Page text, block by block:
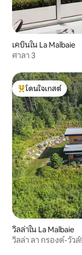
เคบินใน La Malbaie
ศาลา 3
โดนใจเกสต์ที่สุด
โดนใจเกสต์
วิลล่าใน La Malbaie
วิลล่า ลา กรองด์-วัวล์!